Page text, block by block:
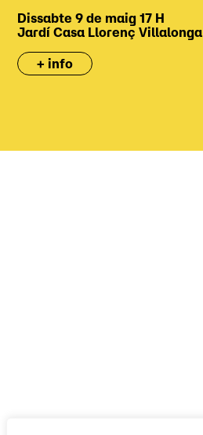
Dissabte 9 de maig 17 H
Jardí Casa Llorenç Villalonga
+ info